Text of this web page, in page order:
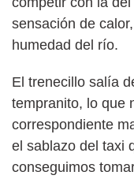
sensación de
humedad del río.
El trenecillo salía
tempranito, lo que
correspondiente
el sablazo del taxi
conseguimos